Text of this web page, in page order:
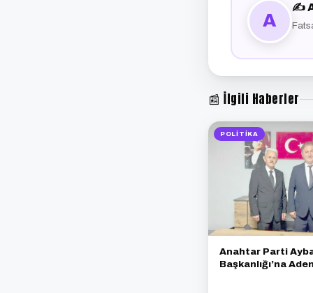
A
✍️
📰 İlgili Haberler
POLITIKA
Anahtar Parti
Başkanlığı’na